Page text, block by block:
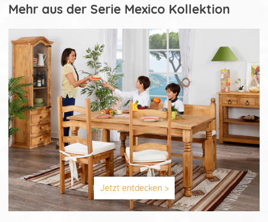
Mehr aus der Serie Mexico Kollektion
Jetzt entdecken >